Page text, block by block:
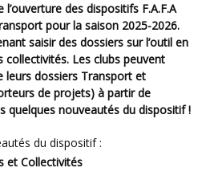
l’ouverture des dispositifs F.A.F.A
pour la saison 2025-2026.
saisir des dossiers sur l’outil en
collectivités. Les clubs peuvent
leurs dossiers Transport et
de projets) à partir de
quelques nouveautés du dispositif !
du dispositif :
et Collectivités